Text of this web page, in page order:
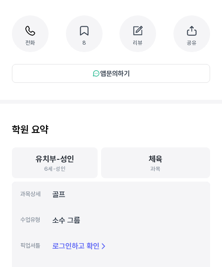
전화 8 리뷰 공유
앱문의하기
학원 요약
유치부-성인
6세-성인
체육
과목
과목상세 골프
수업유형 소수 그룹
픽업셔틀 로그인하고 확인